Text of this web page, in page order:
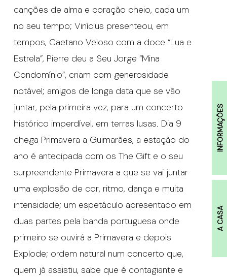
INFORMAÇÕES
A CASA
canções de alma e coração cheio, cada um
no seu tempo; Vinícius presenteou, em
tempos, Caetano Veloso com a doce “Lua e
Estrela”, Pierre deu a Seu Jorge “Mina
Condomínio”, criam com generosidade
notável; amigos de longa data que se vão
juntar, pela primeira vez, para um concerto
histórico imperdível, em terras lusas. Dia 9
chega Primavera a Guimarães, a estação do
ano é antecipada com os The Gift e o seu
surpreendente Primavera a que se vai juntar
uma explosão de cor, ritmo, dança e muita
intensidade; um espetáculo apresentado em
duas partes pela banda portuguesa onde
primeiro se ouvirá a Primavera e depois
Explode; ordem natural num concerto que,
quem já assistiu, sabe que é contagiante e